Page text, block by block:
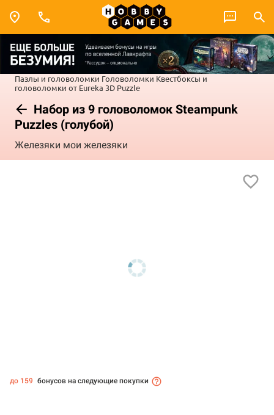
Пазлы и головоломки Головоломки Квестбоксы и
головоломки от Eureka 3D Puzzle
Набор из 9 головоломок Steampunk
Puzzles (голубой)
Железяки мои железяки
до 159 бонусов на следующие покупки